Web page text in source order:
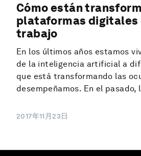
Cómo están
plataformas digitales
trabajo
En los últimos años estamos
de la inteligencia artificial a
que está transformando las
desempeñamos. En el pasado,
2017年11月23日